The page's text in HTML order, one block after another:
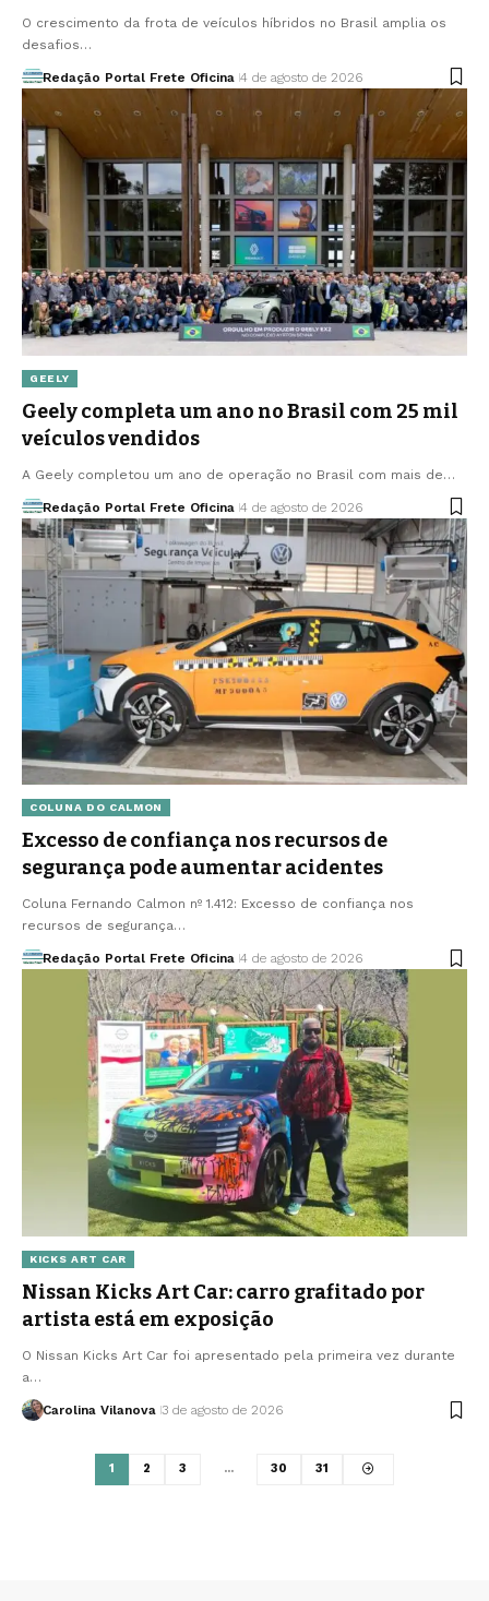
O crescimento da frota de veículos híbridos no Brasil amplia os
desafios…
Redação Portal Frete Oficina 4 de agosto de 2026
GEELY
Geely completa um ano no Brasil com 25 mil
veículos vendidos
A Geely completou um ano de operação no Brasil com mais de…
Redação Portal Frete Oficina 4 de agosto de 2026
COLUNA DO CALMON
Excesso de confiança nos recursos de
segurança pode aumentar acidentes
Coluna Fernando Calmon nº 1.412: Excesso de confiança nos
recursos de segurança…
Redação Portal Frete Oficina 4 de agosto de 2026
KICKS ART CAR
Nissan Kicks Art Car: carro grafitado por
artista está em exposição
O Nissan Kicks Art Car foi apresentado pela primeira vez durante
a…
Carolina Vilanova 3 de agosto de 2026
1 2 3 … 30 31